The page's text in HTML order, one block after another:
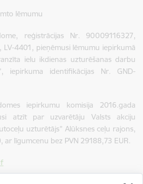
lēmumu
reģistrācijas Nr. 90009116327,
LV-4401, pieņēmusi lēmumu iepirkumā
ielu ikdienas uzturēšanas darbu
iepirkuma identifikācijas Nr. GND-
iepirkumu komisija 2016.gada
atzīt par uzvarētāju Valsts akciju
uzturētājs” Alūksnes ceļu rajons,
līgumcenu bez PVN 29188,73 EUR.